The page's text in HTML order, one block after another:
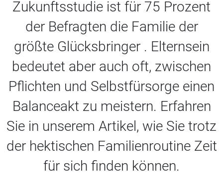
Zukunftsstudie ist für 75 Prozent
der Befragten die Familie der
größte Glücksbringer . Elternsein
bedeutet aber auch oft, zwischen
Pflichten und Selbstfürsorge einen
Balanceakt zu meistern. Erfahren
Sie in unserem Artikel, wie Sie trotz
der hektischen Familienroutine Zeit
für sich finden können.